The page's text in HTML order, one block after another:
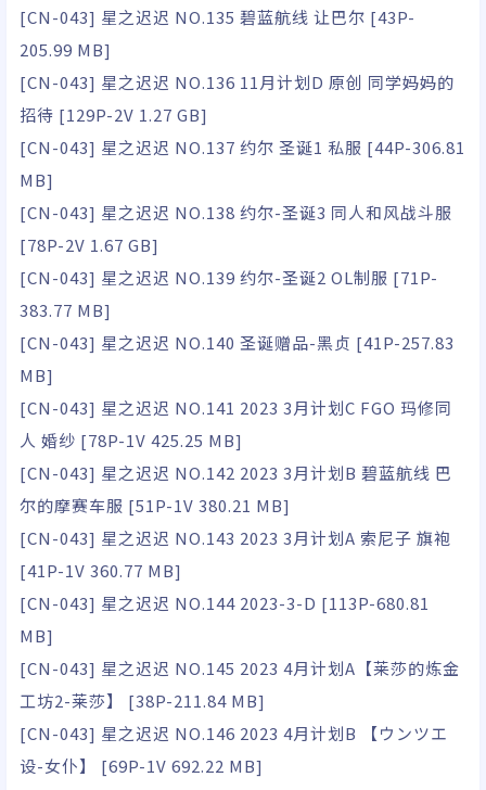
[CN-043] 星之迟迟 NO.135 碧蓝航线 让巴尔 [43P-
205.99 MB]
[CN-043] 星之迟迟 NO.136 11月计划D 原创 同学妈妈的
招待 [129P-2V 1.27 GB]
[CN-043] 星之迟迟 NO.137 约尔 圣诞1 私服 [44P-306.81
MB]
[CN-043] 星之迟迟 NO.138 约尔-圣诞3 同人和风战斗服
[78P-2V 1.67 GB]
[CN-043] 星之迟迟 NO.139 约尔-圣诞2 OL制服 [71P-
383.77 MB]
[CN-043] 星之迟迟 NO.140 圣诞赠品-黑贞 [41P-257.83
MB]
[CN-043] 星之迟迟 NO.141 2023 3月计划C FGO 玛修同
人 婚纱 [78P-1V 425.25 MB]
[CN-043] 星之迟迟 NO.142 2023 3月计划B 碧蓝航线 巴
尔的摩赛车服 [51P-1V 380.21 MB]
[CN-043] 星之迟迟 NO.143 2023 3月计划A 索尼子 旗袍
[41P-1V 360.77 MB]
[CN-043] 星之迟迟 NO.144 2023-3-D [113P-680.81
MB]
[CN-043] 星之迟迟 NO.145 2023 4月计划A【莱莎的炼金
工坊2-莱莎】 [38P-211.84 MB]
[CN-043] 星之迟迟 NO.146 2023 4月计划B 【ウンツエ
设-女仆】 [69P-1V 692.22 MB]